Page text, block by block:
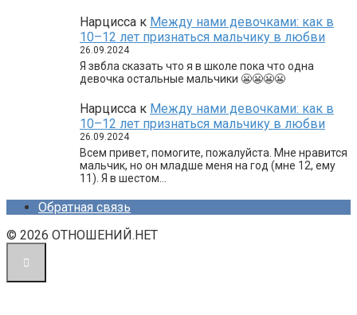
Нарцисса к Между нами девочками: как в
10–12 лет признаться мальчику в любви
26.09.2024
Я звбла сказать что я в школе пока что одна
девочка остальные мальчики 😬😬😬😬
Нарцисса к Между нами девочками: как в
10–12 лет признаться мальчику в любви
26.09.2024
Всем привет, помогите, пожалуйста. Мне нравится
мальчик, но он младше меня на год (мне 12, ему
11). Я в шестом…
Обратная связь
© 2026 ОТНОШЕНИЙ.НЕТ